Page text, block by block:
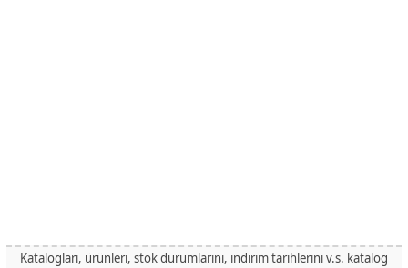
Katalogları, ürünleri, stok durumlarını, indirim tarihlerini v.s. katalog